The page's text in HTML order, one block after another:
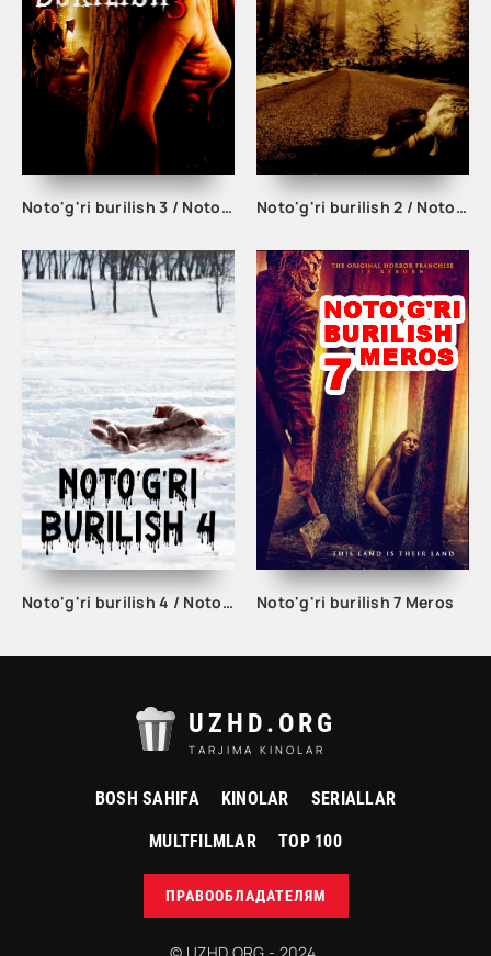
Noto'g'ri burilish 3 / Noto'g'ri yo'nalish 3 / Burilish u yerda emas 3 Uzbek tilida tarjima HD skachat Noto'g'ri burilish 2 / Noto'g'ri yo'nalish 2 / Burilish u yerda emas 2 Uzbek tilida O'zbekcha tarjima 2007 Full HD skachat
Noto'g'ri burilish 4 / Noto'g'ri yo'nalish 4 / Burilish u yerda emas 4 Uzbek tilida O'zbekcha tarjima 2011 Full HD skachat Noto'g'ri burilish 7 Meros
UZHD.ORG
TARJIMA KINOLAR
BOSH SAHIFA KINOLAR SERIALLAR
MULTFILMLAR TOP 100
ПРАВООБЛАДАТЕЛЯМ